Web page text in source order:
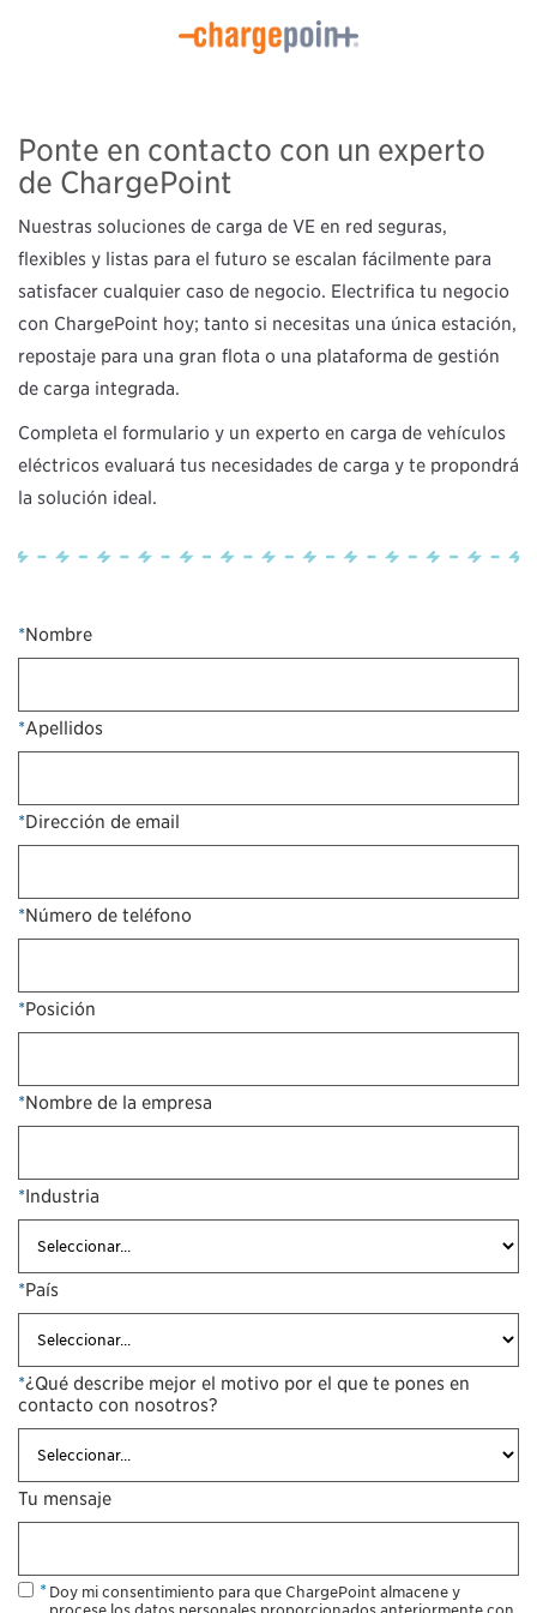
Ponte en contacto con un experto
de ChargePoint
Nuestras soluciones de carga de VE en red seguras,
flexibles y listas para el futuro se escalan fácilmente para
satisfacer cualquier caso de negocio. Electrifica tu negocio
con ChargePoint hoy; tanto si necesitas una única estación,
repostaje para una gran flota o una plataforma de gestión
de carga integrada.
Completa el formulario y un experto en carga de vehículos
eléctricos evaluará tus necesidades de carga y te propondrá
la solución ideal.
*Nombre
*Apellidos
*Dirección de email
*Número de teléfono
*Posición
*Nombre de la empresa
*Industria
*País
*¿Qué describe mejor el motivo por el que te pones en
contacto con nosotros?
Tu mensaje
Doy mi consentimiento para que ChargePoint almacene y